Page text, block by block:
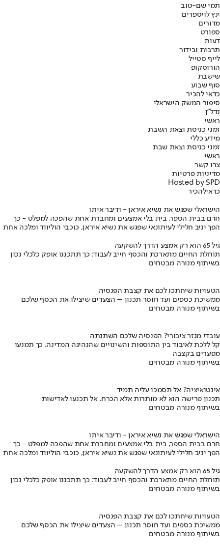
תמי שם-טוב
ינץ לויספרים
מדורים
ספורט
דעות
תרבות ובידור
לייף סטייל
הורוסקופ
שישבת
סוף שבוע
כדאי להכיר
סיפור המשק הישראלי
נדל"ן
ראשי
זמני כניסת וצאת השבת
מידע כללי
זמני כניסת וצאת שבת
ראשי
צרו קשר
מדיניות פרטיות
Hosted by SPD
כדאילהכיר
הישראלי שפגש את נשיא איראן - ודיבר איתו
חרם בבית הספר, בית בלי אמצעים ומחברת אחת שהפכה למפלט - כך
הפך יניב חלילי לעיתונאי שפגש את נשיא איראן, כוכבי הוליווד ומלכה אחת
גיל 65 הוא רק אמצע הדרך להשקעה
תוחלת החיים מתארכת והכסף חייב לעבוד: כך תתכננו אופק כלכלי נכון
בשיתוף מנורה מבטחים
הטעויות שיחתכו לכם את קצבת הפנסיה
ממשיכת כספים ועד חוסר תכנון – הצעדים שיצילו את הכסף שלכם
בשיתוף מנורה מבטחים
עובדי מגזר ציבורי? הפנסיה שלכם השתנתה
קל ללכת לאיבוד בין התוספות והשינויים שהנהיגה המדינה. כך תמנעו
מפערים בקצבה
בשיתוף מנורה מבטחים
אינטואיציה? אל תסמכו עליה תמיד
תכנון פרישה הוא לא מותרות אלא הכרח. אל תכנעו לאדישות
בשיתוף מנורה מבטחים
הישראלי שפגש את נשיא איראן - ודיבר איתו
חרם בבית הספר, בית בלי אמצעים ומחברת אחת שהפכה למפלט - כך
הפך יניב חלילי לעיתונאי שפגש את נשיא איראן, כוכבי הוליווד ומלכה אחת
גיל 65 הוא רק אמצע הדרך להשקעה
תוחלת החיים מתארכת והכסף חייב לעבוד: כך תתכננו אופק כלכלי נכון
בשיתוף מנורה מבטחים
הטעויות שיחתכו לכם את קצבת הפנסיה
ממשיכת כספים ועד חוסר תכנון – הצעדים שיצילו את הכסף שלכם
בשיתוף מנורה מבטחים